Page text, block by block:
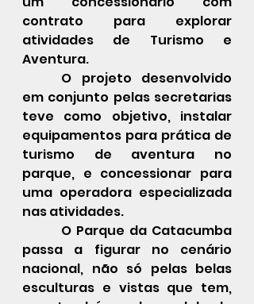
contrato para explorar
atividades de Turismo e
Aventura.
O projeto desenvolvido
em conjunto pelas secretarias
teve como objetivo, instalar
equipamentos para prática de
turismo de aventura no
parque, e concessionar para
uma operadora especializada
nas atividades.
O Parque da Catacumba
passa a figurar no cenário
nacional, não só pelas belas
esculturas e vistas que tem,